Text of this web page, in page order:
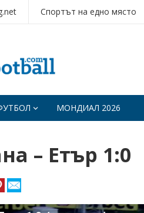
Спортът на едно място
МОНДИАЛ 2026
– Етър 1:0